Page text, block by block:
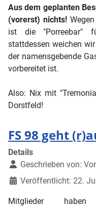
Aus dem geplanten
(vorerst) nichts!
ist die "Porreebar"
stattdessen weichen
der namensgebende
vorbereitet ist.
Also: Nix mit
Dorstfeld!
FS 98 geht
Details
Geschrieben von:
Veröffentlicht: 22.
Mitglieder